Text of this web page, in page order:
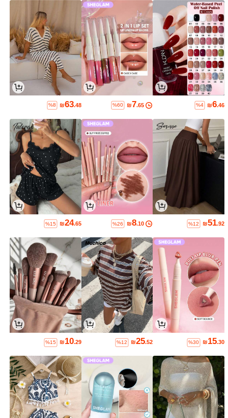
₪6.46
%4
₪7.65
%60
₪63.48
%8
₪51.92
%12
₪8.10
%26
₪24.65
%15
₪15.30
%30
₪25.52
%12
₪10.29
%15